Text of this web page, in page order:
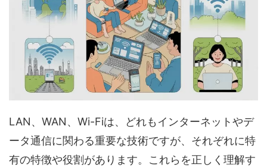
LAN、WAN、Wi-Fiは、どれもインターネットやデ
ータ通信に関わる重要な技術ですが、それぞれに特
有の特徴や役割があります。これらを正しく理解す